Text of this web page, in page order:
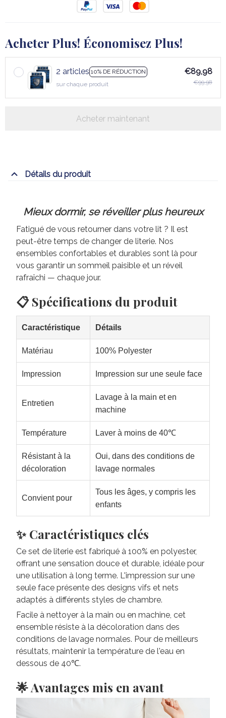
Acheter Plus! Économisez Plus!
2 articles 10% DE RÉDUCTION
sur chaque produit
€89,98
€99,98
Acheter maintenant
Détails du produit
Mieux dormir, se réveiller plus heureux
Fatigué de vous retourner dans votre lit ? Il est
peut-être temps de changer de literie. Nos
ensembles confortables et durables sont là pour
vous garantir un sommeil paisible et un réveil
rafraîchi — chaque jour.
📋 Spécifications du produit
Caractéristique Détails
Matériau 100% Polyester
Impression Impression sur une seule face
Entretien
Lavage à la main et en
machine
Température Laver à moins de 40℃
Résistant à la
décoloration
Oui, dans des conditions de
lavage normales
Convient pour
Tous les âges, y compris les
enfants
✨ Caractéristiques clés
Ce set de literie est fabriqué à 100% en polyester,
offrant une sensation douce et durable, idéale pour
une utilisation à long terme. L'impression sur une
seule face présente des designs vifs et nets
adaptés à différents styles de chambre.
Facile à nettoyer à la main ou en machine, cet
ensemble résiste à la décoloration dans des
conditions de lavage normales. Pour de meilleurs
résultats, maintenir la température de l'eau en
dessous de 40℃.
🌟 Avantages mis en avant